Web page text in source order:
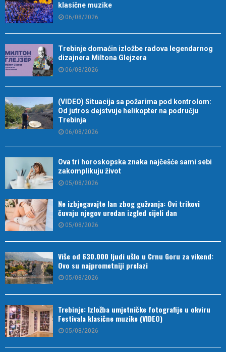
klasične muzike
06/08/2026
Trebinje domaćin izložbe radova legendarnog
dizajnera Miltona Glejzera
06/08/2026
(VIDEO) Situacija sa požarima pod kontrolom:
Od jutros dejstvuje helikopter na području
Trebinja
06/08/2026
Ova tri horoskopska znaka najčešće sami sebi
zakomplikuju život
05/08/2026
Ne izbjegavajte lan zbog gužvanja: Ovi trikovi
čuvaju njegov uredan izgled cijeli dan
05/08/2026
Više od 630.000 ljudi ušlo u Crnu Goru za vikend:
Ovo su najprometniji prelazi
05/08/2026
Trebinje: Izložba umjetničke fotografije u okviru
Festivala klasične muzike (VIDEO)
05/08/2026